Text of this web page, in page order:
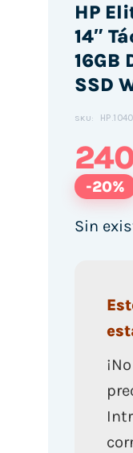
HP
14″
16GB
SSD
SKU:
-20%
Sin